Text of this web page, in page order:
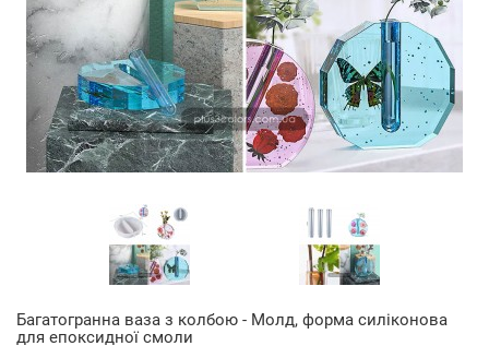
Багатогранна ваза з колбою - Молд, форма силіконова
для епоксидної смоли